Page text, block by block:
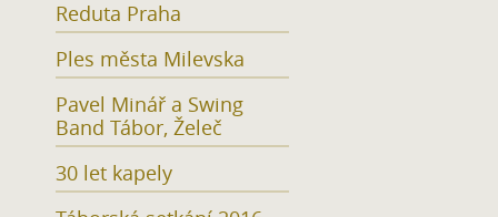
Reduta Praha
Ples města Milevska
Pavel Minář a Swing
Band Tábor, Želeč
30 let kapely